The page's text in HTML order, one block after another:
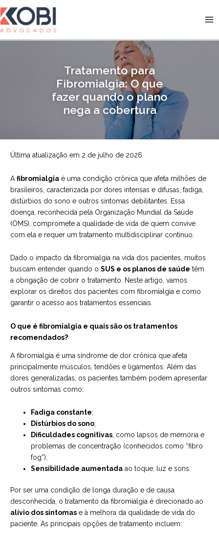
para
o
conteúdo
Tratamento para
Fibromialgia: O que
fazer quando o plano
nega a cobertura
Última atualização em 2 de julho de 2026
A fibromialgia é uma condição crônica que afeta milhões de
brasileiros, caracterizada por dores intensas e difusas, fadiga,
distúrbios do sono e outros sintomas debilitantes. Essa
doença, reconhecida pela Organização Mundial da Saúde
(OMS), compromete a qualidade de vida de quem convive
com ela e requer um tratamento multidisciplinar contínuo.
Dado o impacto da fibromialgia na vida dos pacientes, muitos
buscam entender quando o SUS e os planos de saúde têm
a obrigação de cobrir o tratamento. Neste artigo, vamos
explorar os direitos dos pacientes com fibromialgia e como
garantir o acesso aos tratamentos essenciais.
O que é fibromialgia e quais são os tratamentos
recomendados?
A fibromialgia é uma síndrome de dor crônica que afeta
principalmente músculos, tendões e ligamentos. Além das
dores generalizadas, os pacientes também podem apresentar
outros sintomas como:
Fadiga constante;
Distúrbios do sono;
Dificuldades cognitivas , como lapsos de memória e
problemas de concentração (conhecidos como “fibro
fog”);
Sensibilidade aumentada ao toque, luz e sons.
Por ser uma condição de longa duração e de causa
desconhecida, o tratamento da fibromialgia é direcionado ao
alívio dos sintomas e à melhora da qualidade de vida do
paciente. As principais opções de tratamento incluem: